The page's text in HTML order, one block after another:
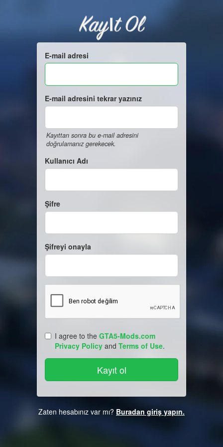
Kayıt Ol
E-mail adresi
E-mail adresini tekrar yazınız
Kayıttan sonra bu e-mail adresini
doğrulamanız gerekecek.
Kullanıcı Adı
Şifre
Şifreyi onayla
I agree to the GTA5-Mods.com
Privacy Policy and Terms of Use.
Zaten hesabınız var mı? Buradan giriş yapın.